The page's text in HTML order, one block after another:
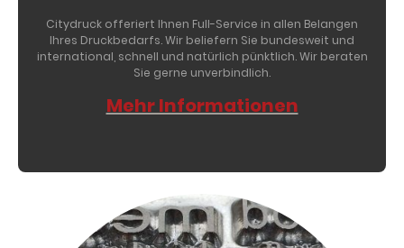
Citydruck offeriert Ihnen Full-Service in allen Belangen
Ihres Druckbedarfs. Wir beliefern Sie bundesweit und
international, schnell und natürlich pünktlich. Wir beraten
Sie gerne unverbindlich.
Mehr Informationen